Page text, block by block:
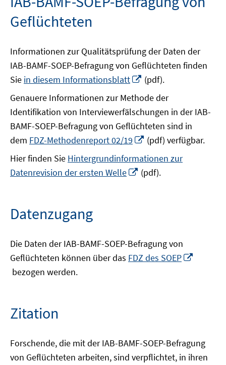
Geflüchteten
Informationen zur Qualitätsprüfung der Daten der
IAB-BAMF-SOEP-Befragung von Geflüchteten finden
Sie in diesem Informationsblatt
In
Fenster
öffnen
(pdf).
Genauere Informationen zur Methode der
Identifikation von Interviewerfälschungen in der IAB-
BAMF-SOEP-Befragung von Geflüchteten sind in
dem FDZ-Methodenreport 02/19
In
Fenster
öffnen
(pdf) verfügbar.
Hier finden Sie Hintergrundinformationen zur
Datenrevision der ersten Welle
In
(pdf).
Datenzugang
Die Daten der IAB-BAMF-SOEP-Befragung von
Geflüchteten können über das FDZ des SOEP
In
öffnen
bezogen werden.
Zitation
Forschende, die mit der IAB-BAMF-SOEP-Befragung
von Geflüchteten arbeiten, sind verpflichtet, in ihren